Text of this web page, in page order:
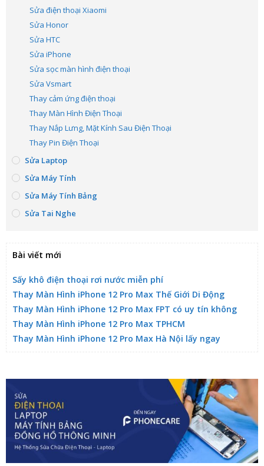
Sửa điện thoại Xiaomi
Sửa Honor
Sửa HTC
Sửa iPhone
Sửa sọc màn hình điện thoại
Sửa Vsmart
Thay cảm ứng điện thoại
Thay Màn Hình Điện Thoại
Thay Nắp Lưng, Mặt Kính Sau Điện Thoại
Thay Pin Điện Thoại
Sửa Laptop
Sửa Máy Tính
Sửa Máy Tính Bảng
Sửa Tai Nghe
Bài viết mới
Sấy khô điện thoại rơi nước miễn phí
Thay Màn Hình iPhone 12 Pro Max Thế Giới Di Động
Thay Màn Hình iPhone 12 Pro Max FPT có uy tín không
Thay Màn Hình iPhone 12 Pro Max TPHCM
Thay Màn Hình iPhone 12 Pro Max Hà Nội lấy ngay